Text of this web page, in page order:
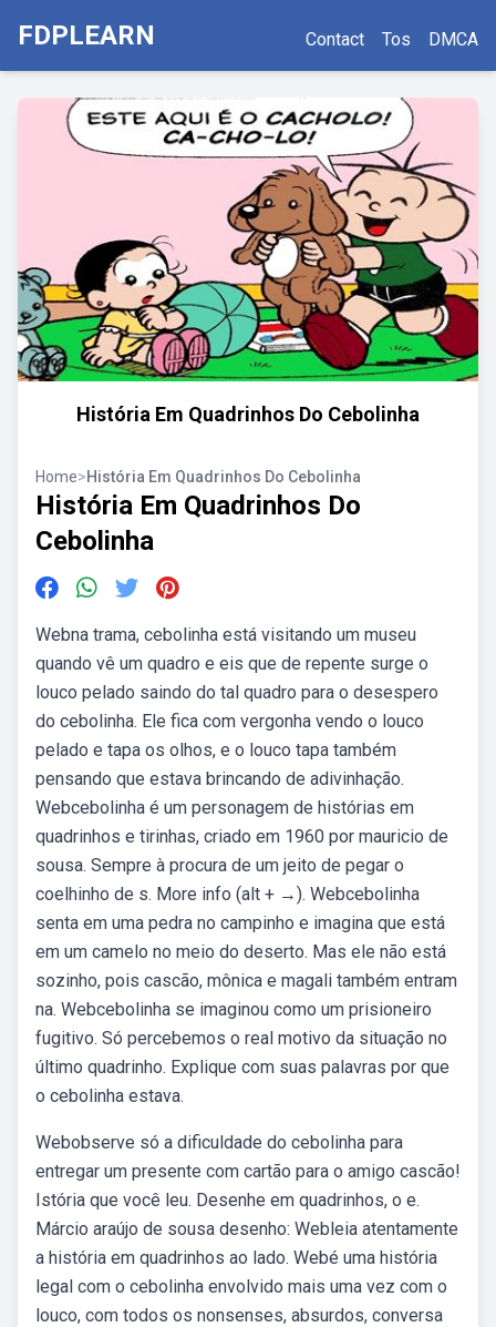
FDPLEARN Contact Tos DMCA
História Em Quadrinhos Do Cebolinha
Home>História Em Quadrinhos Do Cebolinha
História Em Quadrinhos Do
Cebolinha
Webna trama, cebolinha está visitando um museu
quando vê um quadro e eis que de repente surge o
louco pelado saindo do tal quadro para o desespero
do cebolinha. Ele fica com vergonha vendo o louco
pelado e tapa os olhos, e o louco tapa também
pensando que estava brincando de adivinhação.
Webcebolinha é um personagem de histórias em
quadrinhos e tirinhas, criado em 1960 por mauricio de
sousa. Sempre à procura de um jeito de pegar o
coelhinho de s. More info (alt + →). Webcebolinha
senta em uma pedra no campinho e imagina que está
em um camelo no meio do deserto. Mas ele não está
sozinho, pois cascão, mônica e magali também entram
na. Webcebolinha se imaginou como um prisioneiro
fugitivo. Só percebemos o real motivo da situação no
último quadrinho. Explique com suas palavras por que
o cebolinha estava.
Webobserve só a dificuldade do cebolinha para
entregar um presente com cartão para o amigo cascão!
Istória que você leu. Desenhe em quadrinhos, o e.
Márcio araújo de sousa desenho: Webleia atentamente
a história em quadrinhos ao lado. Webé uma história
legal com o cebolinha envolvido mais uma vez com o
louco, com todos os nonsenses, absurdos, conversa